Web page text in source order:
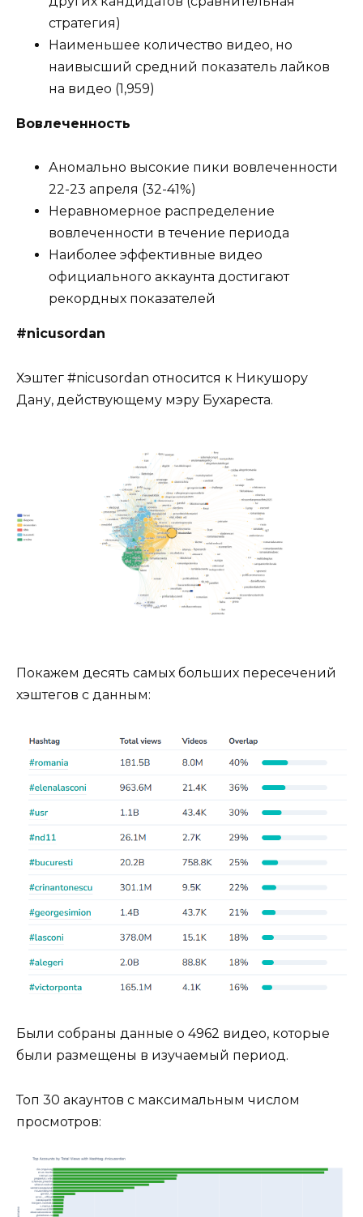
стратегия)
Наименьшее количество видео, но
наивысший средний показатель лайков
на видео (1,959)
Вовлеченность
Аномально высокие пики вовлеченности
22-23 апреля (32-41%)
Неравномерное распределение
вовлеченности в течение периода
Наиболее эффективные видео
официального аккаунта достигают
рекордных показателей
#nicusordan
Хэштег #nicusordan относится к Никушору
Дану, действующему мэру Бухареста.
Покажем десять самых больших пересечений
хэштегов с данным:
Были собраны данные о 4962 видео, которые
были размещены в изучаемый период.
Топ 30 акаунтов с максимальным числом
просмотров: